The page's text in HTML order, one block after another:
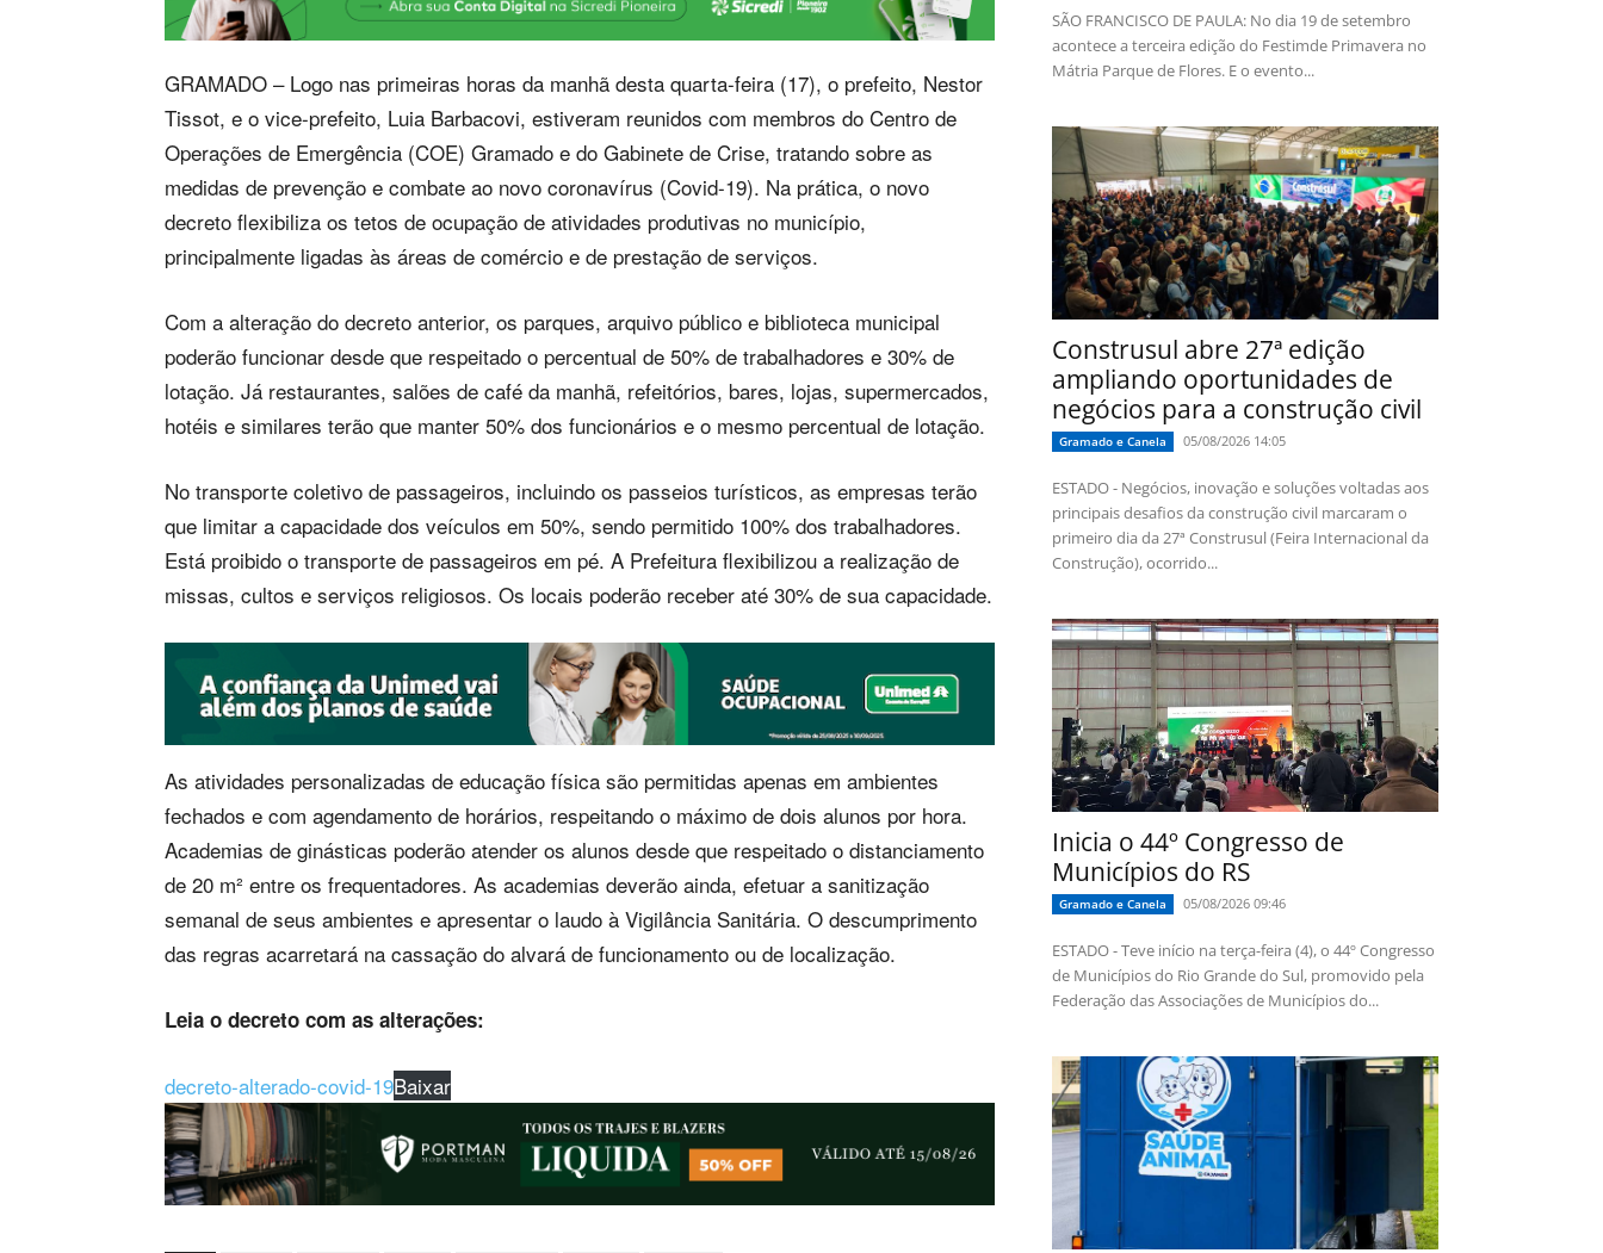
GRAMADO – Logo nas primeiras horas da manhã desta quarta-feira (17), o prefeito, Nestor
Tissot, e o vice-prefeito, Luia Barbacovi, estiveram reunidos com membros do Centro de
Operações de Emergência (COE) Gramado e do Gabinete de Crise, tratando sobre as
medidas de prevenção e combate ao novo coronavírus (Covid-19). Na prática, o novo
decreto flexibiliza os tetos de ocupação de atividades produtivas no município,
principalmente ligadas às áreas de comércio e de prestação de serviços.
Com a alteração do decreto anterior, os parques, arquivo público e biblioteca municipal
poderão funcionar desde que respeitado o percentual de 50% de trabalhadores e 30% de
lotação. Já restaurantes, salões de café da manhã, refeitórios, bares, lojas, supermercados,
hotéis e similares terão que manter 50% dos funcionários e o mesmo percentual de lotação.
No transporte coletivo de passageiros, incluindo os passeios turísticos, as empresas terão
que limitar a capacidade dos veículos em 50%, sendo permitido 100% dos trabalhadores.
Está proibido o transporte de passageiros em pé. A Prefeitura flexibilizou a realização de
missas, cultos e serviços religiosos. Os locais poderão receber até 30% de sua capacidade.
As atividades personalizadas de educação física são permitidas apenas em ambientes
fechados e com agendamento de horários, respeitando o máximo de dois alunos por hora.
Academias de ginásticas poderão atender os alunos desde que respeitado o distanciamento
de 20 m² entre os frequentadores. As academias deverão ainda, efetuar a sanitização
semanal de seus ambientes e apresentar o laudo à Vigilância Sanitária. O descumprimento
das regras acarretará na cassação do alvará de funcionamento ou de localização.
Leia o decreto com as alterações:
decreto-alterado-covid-19Baixar
SÃO FRANCISCO DE PAULA: No dia 19 de setembro
acontece a terceira edição do Festimde Primavera no
Mátria Parque de Flores. E o evento...
Construsul abre 27ª edição
ampliando oportunidades de
negócios para a construção civil
Gramado e Canela 05/08/2026 14:05
ESTADO - Negócios, inovação e soluções voltadas aos
principais desafios da construção civil marcaram o
primeiro dia da 27ª Construsul (Feira Internacional da
Construção), ocorrido...
Inicia o 44º Congresso de
Municípios do RS
Gramado e Canela 05/08/2026 09:46
ESTADO - Teve início na terça-feira (4), o 44º Congresso
de Municípios do Rio Grande do Sul, promovido pela
Federação das Associações de Municípios do...